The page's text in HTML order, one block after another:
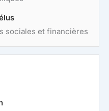
sociales et financières